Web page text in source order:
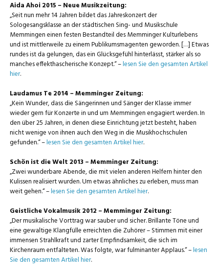
Aida Ahoi 2015 – Neue Musikzeitung:
„Seit nun mehr 14 Jahren bildet das Jahreskonzert der
Sologesangsklasse an der städtischen Sing- und Musikschule
Memmingen einen festen Bestandteil des Memminger Kulturlebens
und ist mittlerweile zu einem Publikumsmagenten geworden. […] Etwas
rundes ist da gelungen, das ein Glücksgefühl hinterlässt, stärker als so
manches effekthascherische Konzept.“ –lesen Sie den gesamten Artikel
hier.
Laudamus Te 2014 – Memminger Zeitung:
„Kein Wunder, dass die Sängerinnen und Sänger der Klasse immer
wieder gern für Konzerte in und um Memmingen engagiert werden. In
den über 25 Jahren, in denen diese Einrichtung jetzt besteht, haben
nicht wenige von ihnen auch den Weg in die Musikhochschulen
gefunden.“ –lesen Sie den gesamten Artikel hier.
Schön ist die Welt 2013 – Memminger Zeitung:
„Zwei wunderbare Abende, die mit vielen anderen Helfern hinter den
Kulissen realisiert wurden. Um etwas ähnliches zu erleben, muss man
weit gehen.“ –lesen Sie den gesamten Artikel hier.
Geistliche Vokalmusik 2012 – Memminger Zeitung:
„Der musikalische Vorttrag war sauber und sicher. Brillante Töne und
eine gewaltige Klangfülle erreichten die Zuhörer – Stimmen mit einer
immensen Strahlkraft und zarter Empfindsamkeit, die sich im
Kirchenraum entfalteten. Was folgte, war fulminanter Applaus.“ –lesen
Sie den gesamten Artikel hier.